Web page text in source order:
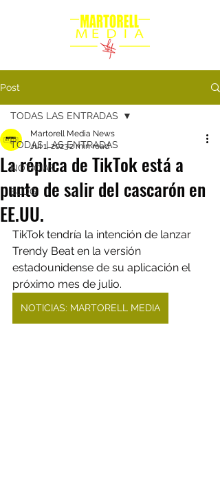
Post
TODAS LAS ENTRADAS
NOTICIAS
BLOG
TODAS LAS ENTRADAS
La réplica de TikTok está a
punto de salir del cascarón en
EE.UU.
Martorell Media News
Jul 1, 20232 min read
TikTok tendría la intención de lanzar
Trendy Beat en la versión
estadounidense de su aplicación el
próximo mes de julio.
NOTICIAS: MARTORELL MEDIA